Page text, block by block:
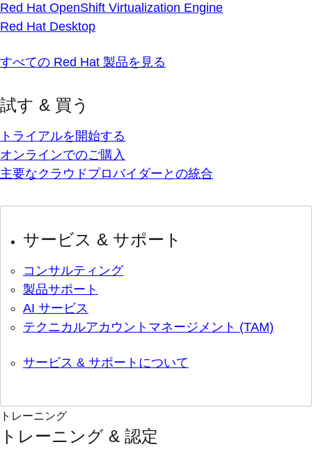
Red Hat OpenShift Virtualization Engine
Red Hat Desktop
すべての Red Hat 製品を見る
試す & 買う
トライアルを開始する
オンラインでのご購入
主要なクラウドプロバイダーとの統合
サービス & サポート
コンサルティング
製品サポート
AI サービス
テクニカルアカウントマネージメント (TAM)
サービス & サポートについて
トレーニング
トレーニング & 認定